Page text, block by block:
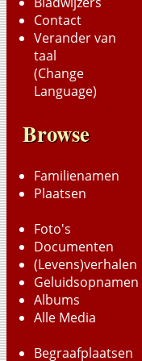
Contact
Verander van
taal
(Change
Language)
Browse
Familienamen
Plaatsen
Foto's
Documenten
(Levens)verhalen
Geluidsopnamen
Albums
Alle Media
Begraafplaatsen